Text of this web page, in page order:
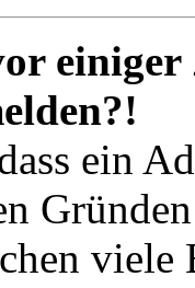
ein
viele